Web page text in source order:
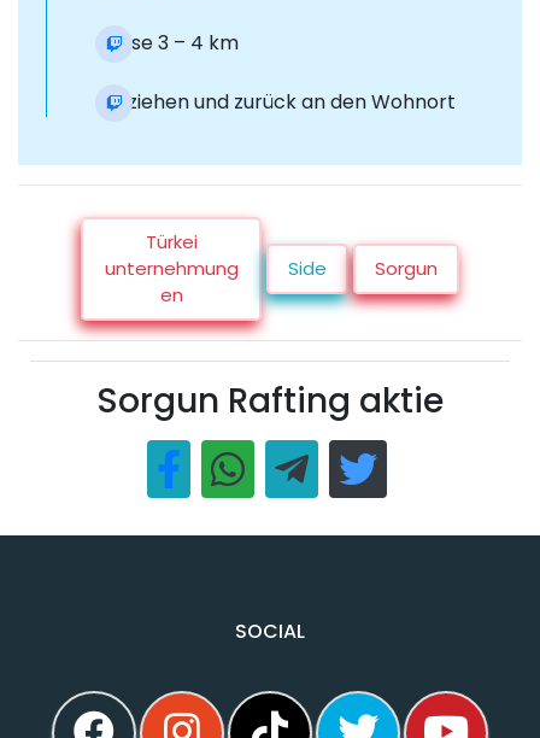
Phase 3 – 4 km
Umziehen und zurück an den Wohnort
Türkei
unternehmung
en
Side Sorgun
Sorgun Rafting aktie
SOCIAL